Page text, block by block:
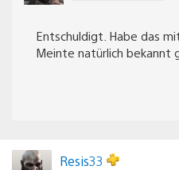
Entschuldigt. Habe das
Meinte natürlich bekannt
Resis33